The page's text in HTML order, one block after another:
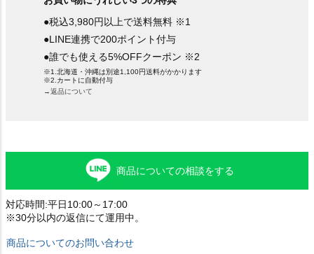
●税込3,980円以上で送料無料 ※1
●LINE連携で200ポイント付与
●誰でも使える5%OFFクーポン ※2
※1.北海道・沖縄は別途1,100円送料がかかります
※2.カートに自動付与
→返品について
商品についての相談をする
対応時間:平日10:00～17:00
※30分以内の返信にて運用中。
商品についてのお問い合わせ